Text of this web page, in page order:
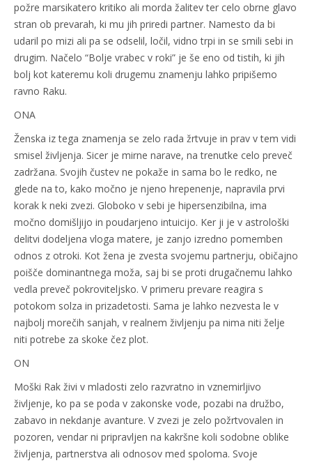
požre marsikatero kritiko ali morda žalitev ter celo obrne glavo
stran ob prevarah, ki mu jih priredi partner. Namesto da bi
udaril po mizi ali pa se odselil, ločil, vidno trpi in se smili sebi in
drugim. Načelo “Bolje vrabec v roki” je še eno od tistih, ki jih
bolj kot kateremu koli drugemu znamenju lahko pripišemo
ravno Raku.
ONA
Ženska iz tega znamenja se zelo rada žrtvuje in prav v tem vidi
smisel življenja. Sicer je mirne narave, na trenutke celo preveč
zadržana. Svojih čustev ne pokaže in sama bo le redko, ne
glede na to, kako močno je njeno hrepenenje, napravila prvi
korak k neki zvezi. Globoko v sebi je hipersenzibilna, ima
močno domišljijo in poudarjeno intuicijo. Ker ji je v astrološki
delitvi dodeljena vloga matere, je zanjo izredno pomemben
odnos z otroki. Kot žena je zvesta svojemu partnerju, običajno
poišče dominantnega moža, saj bi se proti drugačnemu lahko
vedla preveč pokroviteljsko. V primeru prevare reagira s
potokom solza in prizadetosti. Sama je lahko nezvesta le v
najbolj morečih sanjah, v realnem življenju pa nima niti želje
niti potrebe za skoke čez plot.
ON
Moški Rak živi v mladosti zelo razvratno in vznemirljivo
življenje, ko pa se poda v zakonske vode, pozabi na družbo,
zabavo in nekdanje avanture. V zvezi je zelo požrtvovalen in
pozoren, vendar ni pripravljen na kakršne koli sodobne oblike
življenja, partnerstva ali odnosov med spoloma. Svoje